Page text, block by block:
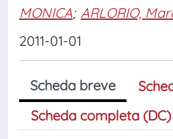
MONICA; ARLORIO,
2011-01-01
Scheda breve
Scheda completa (DC)